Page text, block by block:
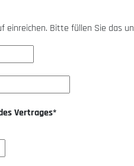
einreichen. Bitte füllen Sie das
Vertrages*